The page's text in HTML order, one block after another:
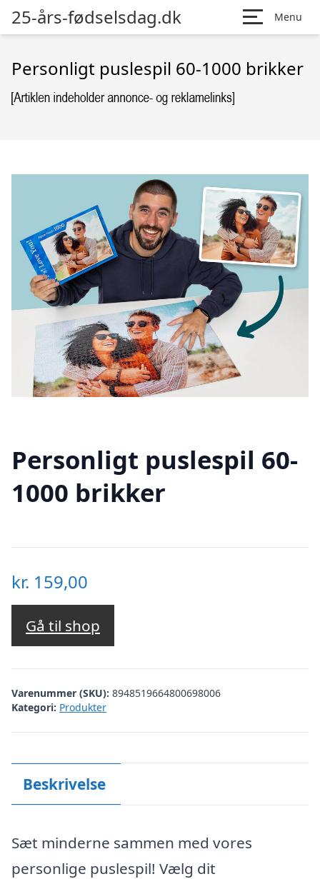
25-års-fødselsdag.dk Menu
Personligt puslespil 60-1000 brikker
Personligt puslespil 60-
1000 brikker
kr. 159,00
Gå til shop
Varenummer (SKU): 8948519664800698006
Kategori: Produkter
Beskrivelse
Sæt minderne sammen med vores
personlige puslespil! Vælg dit